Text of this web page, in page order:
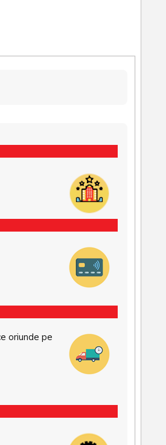
oriunde pe